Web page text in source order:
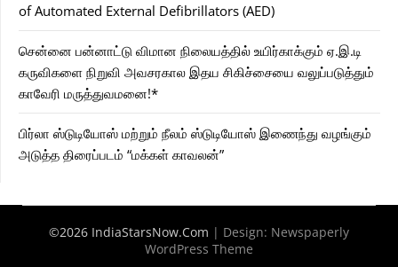
of Automated External Defibrillators (AED)
சென்னை பன்னாட்டு விமான நிலையத்தில் உயிர்காக்கும் ஏ.இ.டி
கருவிகளை நிறுவி அவசரகால இதய சிகிச்சையை வலுப்படுத்தும்
காவேரி மருத்துவமனை!*
பிர்லா ஸ்டுடியோஸ் மற்றும் நீலம் ஸ்டுடியோஸ் இணைந்து வழங்கும்
அடுத்த திரைப்படம் “மக்கள் காவலன்”
©2026 IndiaStarsNow.Com | Design: Newspaperly
WordPress Theme